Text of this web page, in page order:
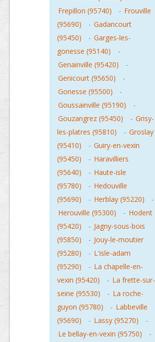
Frepillon (95740)
- Frouville
(95690)
- Gadancourt
(95450)
- Garges-les-
gonesse (95140)
-
Genainville (95420)
-
Genicourt (95650)
-
Gonesse (95500)
-
Goussainville (95190)
-
Gouzangrez (95450)
- Grisy-
les-platres (95810)
- Groslay
(95410)
- Guiry-en-vexin
(95450)
- Haravilliers
(95640)
- Haute-isle
(95780)
- Hedouville
(95690)
- Herblay (95220)
-
Herouville (95300)
- Hodent
(95420)
- Jagny-sous-bois
(95850)
- Jouy-le-moutier
(95280)
- L'isle-adam
(95290)
- La chapelle-en-
vexin (95420)
- La frette-sur-
seine (95530)
- La roche-
guyon (95780)
- Labbeville
(95690)
- Lassy (95270)
-
Le bellay-en-vexin (95750)
-